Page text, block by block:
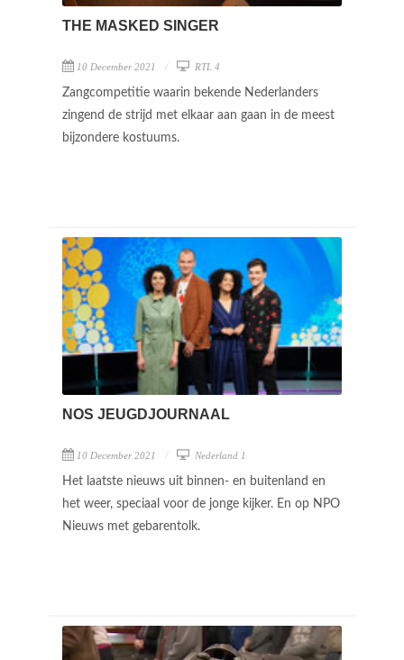
THE MASKED SINGER
10 December 2021 RTL 4
Zangcompetitie waarin bekende Nederlanders
zingend de strijd met elkaar aan gaan in de meest
bijzondere kostuums.
NOS JEUGDJOURNAAL
10 December 2021 Nederland 1
Het laatste nieuws uit binnen- en buitenland en
het weer, speciaal voor de jonge kijker. En op NPO
Nieuws met gebarentolk.